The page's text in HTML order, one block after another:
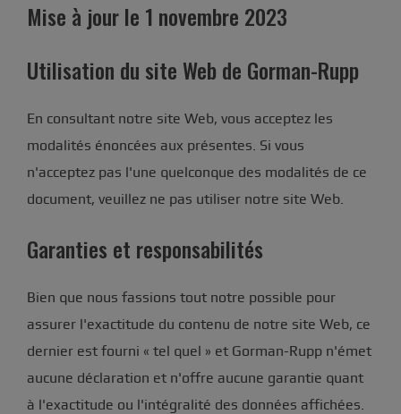
Mise à jour le 1 novembre 2023
Utilisation du site Web de Gorman-Rupp
En consultant notre site Web, vous acceptez les
modalités énoncées aux présentes. Si vous
n'acceptez pas l'une quelconque des modalités de ce
document, veuillez ne pas utiliser notre site Web.
Garanties et responsabilités
Bien que nous fassions tout notre possible pour
assurer l'exactitude du contenu de notre site Web, ce
dernier est fourni « tel quel » et Gorman-Rupp n'émet
aucune déclaration et n'offre aucune garantie quant
à l'exactitude ou l'intégralité des données affichées.